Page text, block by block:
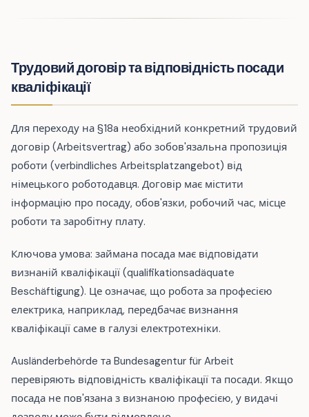
Трудовий договір та відповідність посади
кваліфікації
Для переходу на §18a необхідний конкретний трудовий
договір (Arbeitsvertrag) або зобов'язальна пропозиція
роботи (verbindliches Arbeitsplatzangebot) від
німецького роботодавця. Договір має містити
інформацію про посаду, обов'язки, робочий час, місце
роботи та заробітну плату.
Ключова умова: займана посада має відповідати
визнаній кваліфікації (qualifikationsadäquate
Beschäftigung). Це означає, що робота за професією
електрика, наприклад, передбачає визнання
кваліфікації саме в галузі електротехніки.
Ausländerbehörde та Bundesagentur für Arbeit
перевіряють відповідність кваліфікації та посади. Якщо
посада не пов'язана з визнаною професією, у видачі